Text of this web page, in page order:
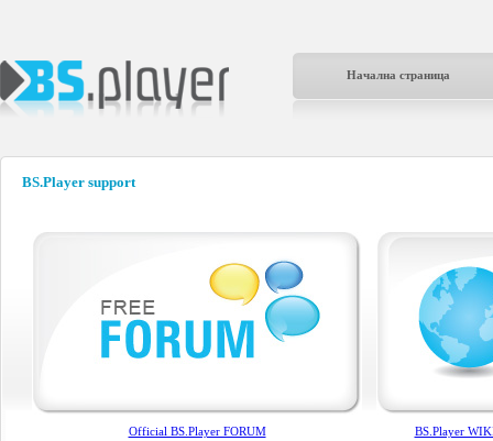
Начална страница
BS.Player support
Official BS.Player FORUM BS.Player